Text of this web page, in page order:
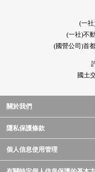
(一
(一社)不
(國營公司)首
國土
關於我們
隱私保護條款
個人信息使用管理